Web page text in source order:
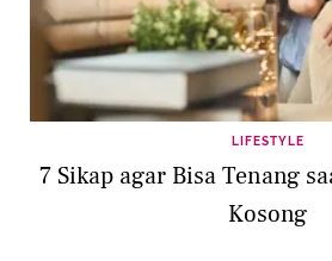
LIFESTYLE
7 Sikap agar Bisa Tenang
Kosong